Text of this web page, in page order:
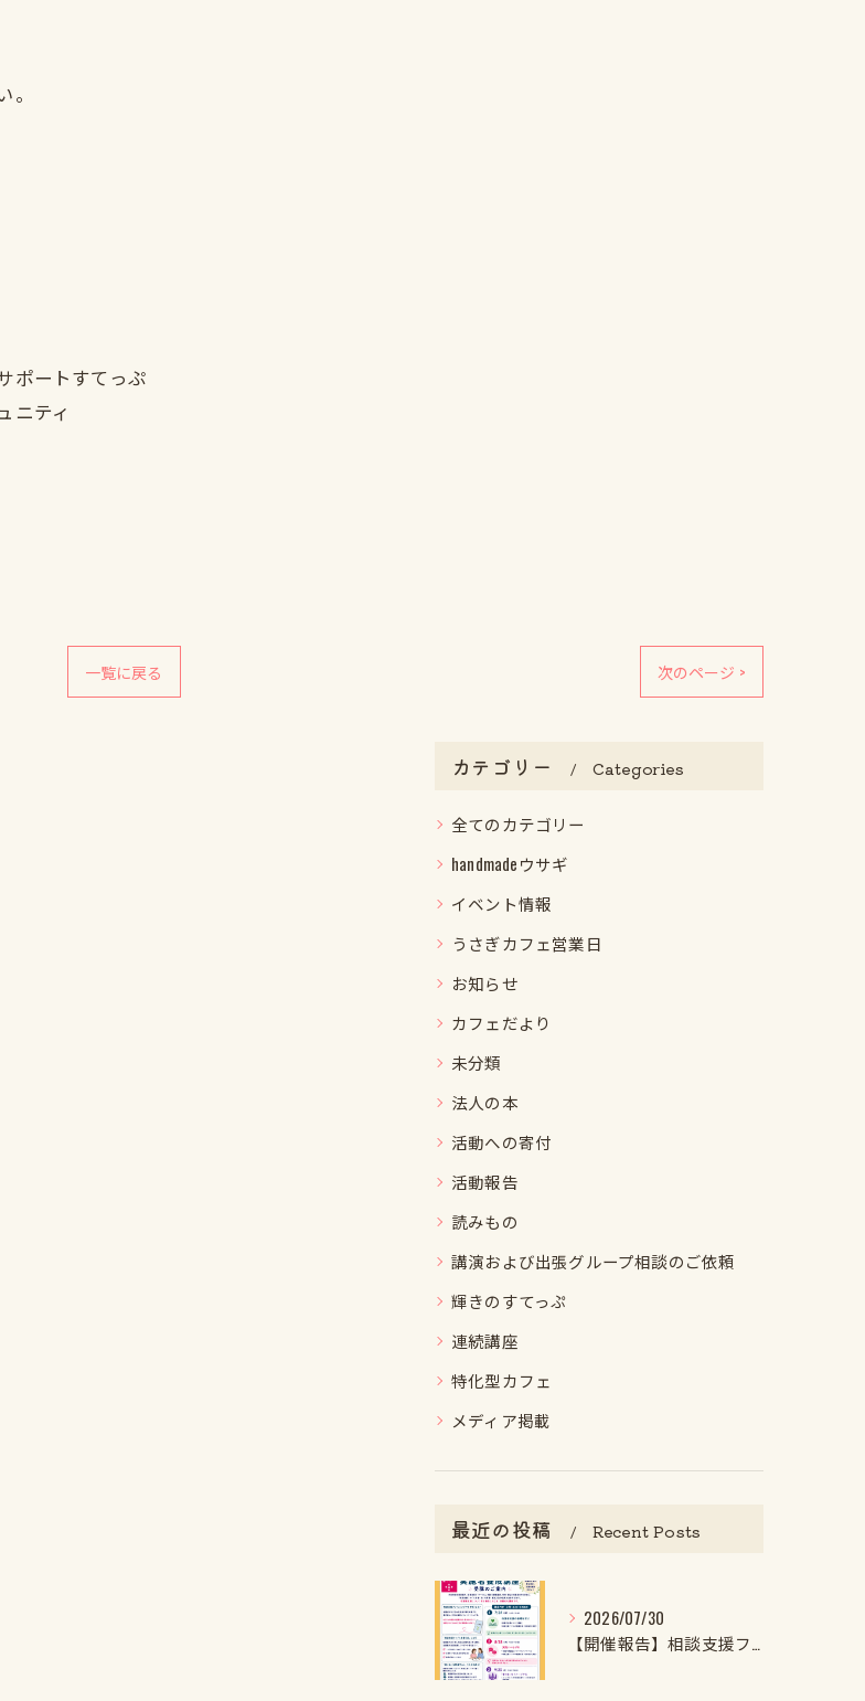
ポートすてっぷ
ニティ
一覧に戻る 次のページ >
カテゴリー Categories
全てのカテゴリー
handmadeウサギ
イベント情報
うさぎカフェ営業日
お知らせ
カフェだより
未分類
法人の本
活動への寄付
活動報告
読みもの
講演および出張グループ相談のご依頼
輝きのすてっぷ
連続講座
特化型カフェ
メディア掲載
最近の投稿 Recent Posts
2026/07/30
【開催報告】相談支援ファイル実施者養成講座第1クール第1回目を開催しました！